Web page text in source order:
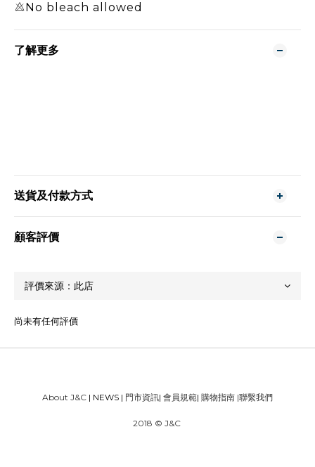
No bleach allowed
了解更多
送貨及付款方式
顧客評價
尚未有任何評價
About J&C | NEWS | 門市資訊| 會員規範| 購物指南 |聯繫我們
2018 © J&C